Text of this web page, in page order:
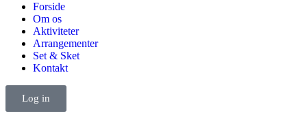
Forside
Om os
Aktiviteter
Arrangementer
Set & Sket
Kontakt
Log in